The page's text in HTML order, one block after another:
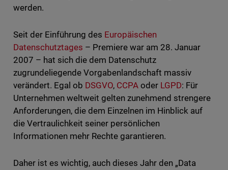
werden.
Seit der Einführung des Europäischen
Datenschutztages – Premiere war am 28. Januar
2007 – hat sich die dem Datenschutz
zugrundeliegende Vorgabenlandschaft massiv
verändert. Egal ob DSGVO, CCPA oder LGPD: Für
Unternehmen weltweit gelten zunehmend strengere
Anforderungen, die dem Einzelnen im Hinblick auf
die Vertraulichkeit seiner persönlichen
Informationen mehr Rechte garantieren.
Daher ist es wichtig, auch dieses Jahr den „Data